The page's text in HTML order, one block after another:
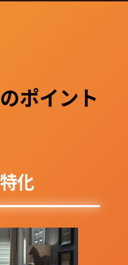
ポイント
化